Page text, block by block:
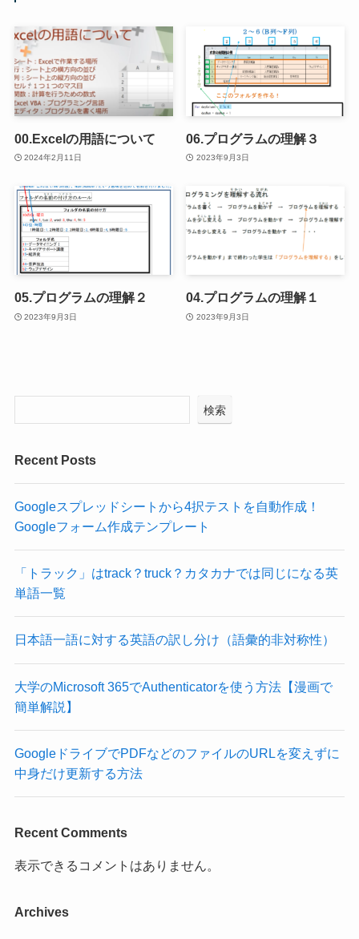
00.Excelの用語について
2024年2月11日
06.プログラムの理解３
2023年9月3日
05.プログラムの理解２
2023年9月3日
04.プログラムの理解１
2023年9月3日
検索
Recent Posts
Googleスプレッドシートから4択テストを自動作成！
Googleフォーム作成テンプレート
「トラック」はtrack？truck？カタカナでは同じになる英
単語一覧
日本語一語に対する英語の訳し分け（語彙的非対称性）
大学のMicrosoft 365でAuthenticatorを使う方法【漫画で
簡単解説】
GoogleドライブでPDFなどのファイルのURLを変えずに
中身だけ更新する方法
Recent Comments
表示できるコメントはありません。
Archives